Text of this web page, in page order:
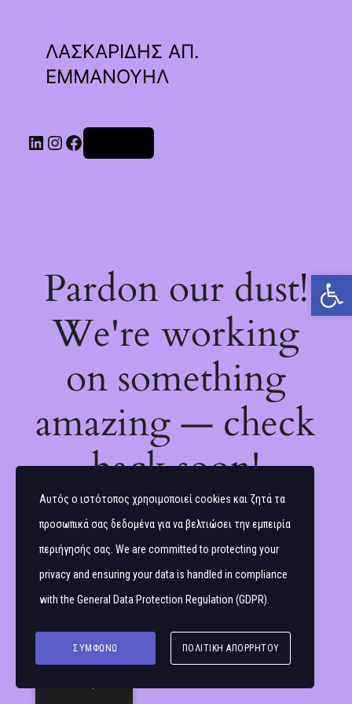
Ανοίξτε τη γραμμή εργαλείων
ΛΑΣΚΑΡΙΔΗΣ ΑΠ.
ΕΜΜΑΝΟΥΗΛ
Linkedin
Instagram
Facebook
Pardon our dust!
We're working
on something
amazing — check
back soon!
Αυτός ο ιστότοπος χρησιμοποιεί cookies και ζητά τα
προσωπικά σας δεδομένα για να βελτιώσει την εμπειρία
περιήγησής σας. We are committed to protecting your
privacy and ensuring your data is handled in compliance
with the General Data Protection Regulation (GDPR)
ΣΥΜΦΩΝΏ ΠΟΛΙΤΙΚΉ ΑΠΟΡΡΉΤΟΥ